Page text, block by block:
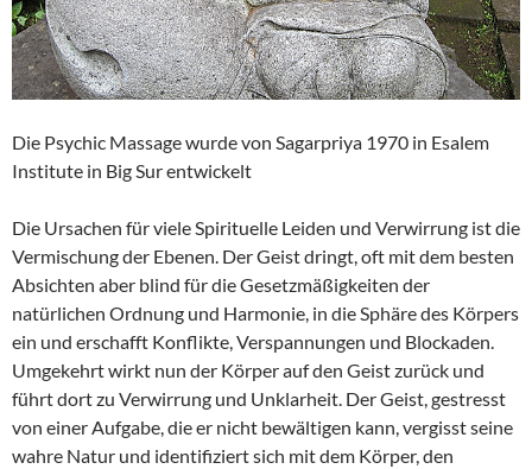
Die Psychic Massage wurde von Sagarpriya 1970 in Esalem
Institute in Big Sur entwickelt
Die Ursachen für viele Spirituelle Leiden und Verwirrung ist die
Vermischung der Ebenen. Der Geist dringt, oft mit dem besten
Absichten aber blind für die Gesetzmäßigkeiten der
natürlichen Ordnung und Harmonie, in die Sphäre des Körpers
ein und erschafft Konflikte, Verspannungen und Blockaden.
Umgekehrt wirkt nun der Körper auf den Geist zurück und
führt dort zu Verwirrung und Unklarheit. Der Geist, gestresst
von einer Aufgabe, die er nicht bewältigen kann, vergisst seine
wahre Natur und identifiziert sich mit dem Körper, den